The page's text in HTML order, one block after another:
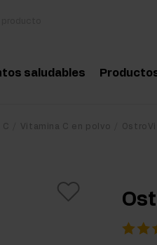
recomendado
saludables
Mantequilla de frutos secos
Vitamina C en polvo